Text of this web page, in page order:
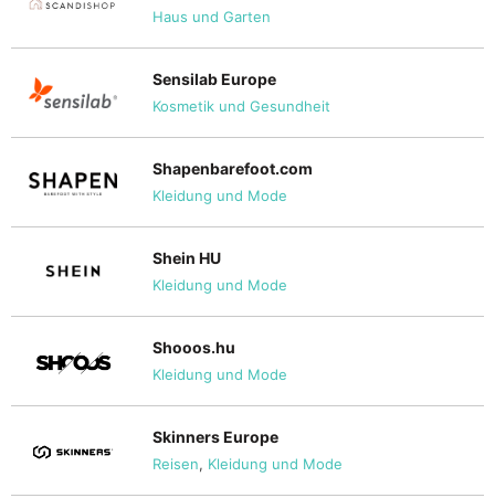
Haus und Garten
Sensilab Europe
Kosmetik und Gesundheit
Shapenbarefoot.com
Kleidung und Mode
Shein HU
Kleidung und Mode
Shooos.hu
Kleidung und Mode
Skinners Europe
Reisen, Kleidung und Mode